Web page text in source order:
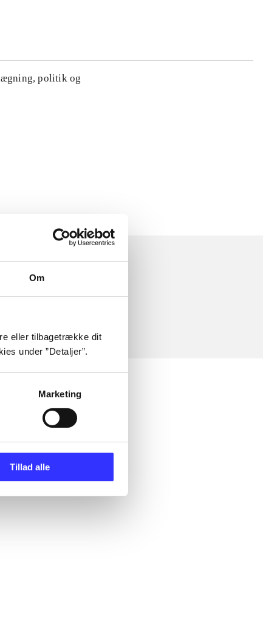
Om
eller tilbagetrække dit
under ”Detaljer”.
Marketing
Tillad alle
politik og